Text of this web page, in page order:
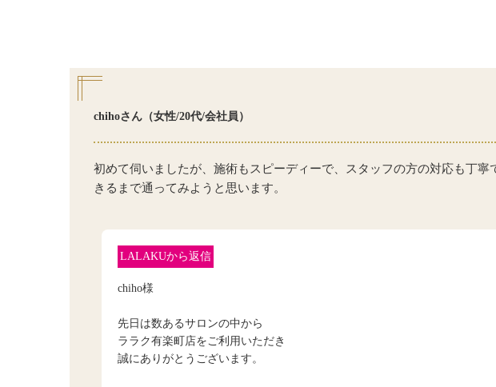
chihoさん（女性/20代/会社員）
初めて伺いましたが、施術もスピーディーで、スタッフの方の対応も丁
きるまで通ってみようと思います。
LALAKUから返信
chiho様
先日は数あるサロンの中から
ララク有楽町店をご利用いただき
誠にありがとうございます。